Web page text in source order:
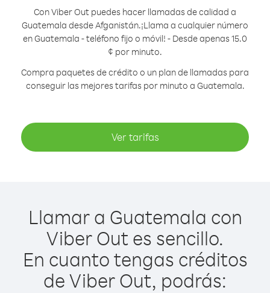
Con Viber Out puedes hacer llamadas de calidad a
Guatemala desde Afganistán.¡Llama a cualquier número
en Guatemala - teléfono fijo o móvil! - Desde apenas 15.0
¢ por minuto.
Compra paquetes de crédito o un plan de llamadas para
conseguir las mejores tarifas por minuto a Guatemala.
Ver tarifas
Llamar a Guatemala con
Viber Out es sencillo.
En cuanto tengas créditos
de Viber Out, podrás: